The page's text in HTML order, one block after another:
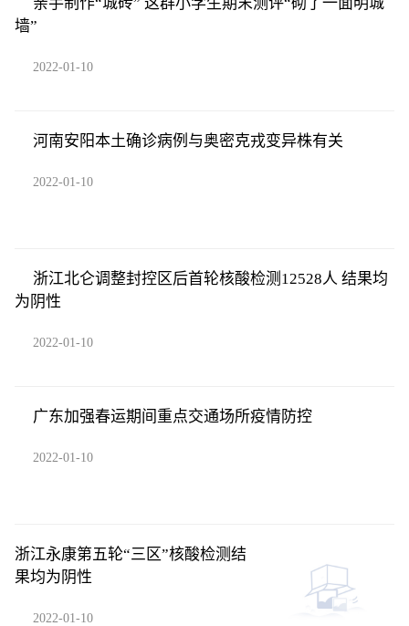
墙”
2022-01-10
河南安阳本土确诊病例与奥密克戎变异株有关
2022-01-10
浙江北仑调整封控区后首轮核酸检测12528人 结果均
为阴性
2022-01-10
广东加强春运期间重点交通场所疫情防控
2022-01-10
浙江永康第五轮“三区”核酸检测结
果均为阴性
2022-01-10